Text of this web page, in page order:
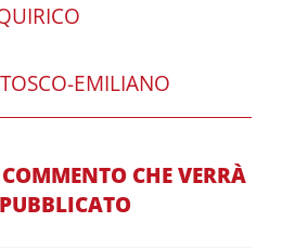
EMILIANO
CHE VERRÀ
PUBBLICATO